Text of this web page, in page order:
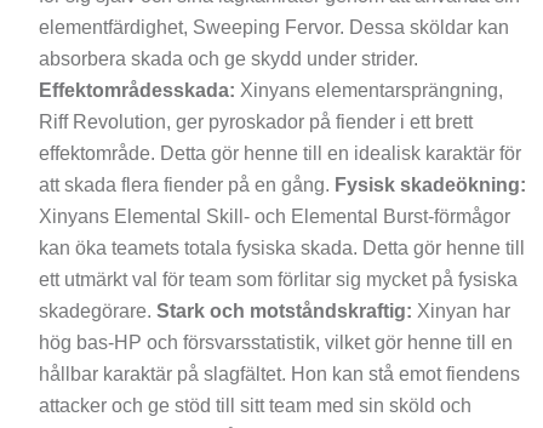
elementfärdighet, Sweeping Fervor. Dessa sköldar kan
absorbera skada och ge skydd under strider.
Effektområdesskada: Xinyans elementarsprängning,
Riff Revolution, ger pyroskador på fiender i ett brett
effektområde. Detta gör henne till en idealisk karaktär för
att skada flera fiender på en gång. Fysisk skadeökning:
Xinyans Elemental Skill- och Elemental Burst-förmågor
kan öka teamets totala fysiska skada. Detta gör henne till
ett utmärkt val för team som förlitar sig mycket på fysiska
skadegörare. Stark och motståndskraftig: Xinyan har
hög bas-HP och försvarsstatistik, vilket gör henne till en
hållbar karaktär på slagfältet. Hon kan stå emot fiendens
attacker och ge stöd till sitt team med sin sköld och